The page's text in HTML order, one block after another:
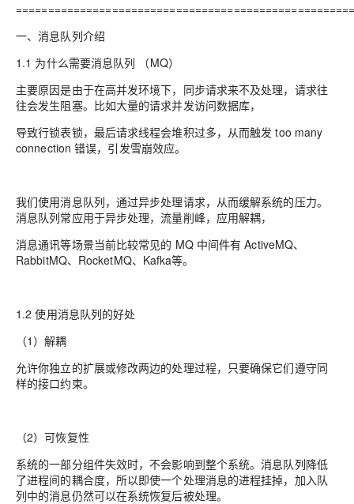
一、消息队列介绍
1.1 为什么需要消息队列 （MQ）
主要原因是由于在高并发环境下，同步请求来不及处理，请求往
往会发生阻塞。比如大量的请求并发访问数据库，
导致行锁表锁，最后请求线程会堆积过多，从而触发 too many
connection 错误，引发雪崩效应。
我们使用消息队列，通过异步处理请求，从而缓解系统的压力。
消息队列常应用于异步处理，流量削峰，应用解耦，
消息通讯等场景当前比较常见的 MQ 中间件有 ActiveMQ、
RabbitMQ、RocketMQ、Kafka等。
1.2 使用消息队列的好处
（1）解耦
允许你独立的扩展或修改两边的处理过程，只要确保它们遵守同
样的接口约束。
（2）可恢复性
系统的一部分组件失效时，不会影响到整个系统。消息队列降低
了进程间的耦合度，所以即使一个处理消息的进程挂掉，加入队
列中的消息仍然可以在系统恢复后被处理。